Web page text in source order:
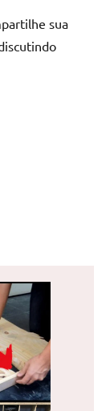
sua